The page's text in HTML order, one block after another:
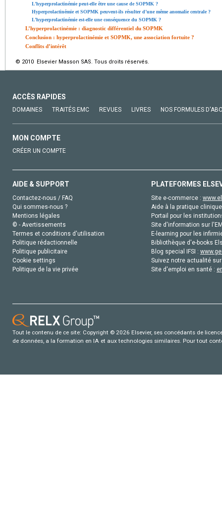
L’hyperprolactinémie peut-elle être une cause de SOPMK ?
Hyperprolactinémie et SOPMK peuvent-ils résulter d’une même anomalie centrale ?
L’hyperprolactinémie est-elle une conséquence du SOPMK ?
L’hyperprolactinémie : diagnostic différentiel du SOPMK
Conclusion : hyperprolactinémie et SOPMK, une association fortuite ?
Conflits d’intérêt
© 2010 Elsevier Masson SAS. Tous droits réservés.
ACCÈS RAPIDES
DOMAINES TRAITÉS EMC REVUES LIVRES NOS FORMULES
MON COMPTE
CRÉER UN COMPTE
AIDE & SUPPORT
Contactez-nous / FAQ
Qui sommes-nous ?
Mentions légales
© - Avertissements
Termes et conditions d'utilisation
Politique rédactionnelle
Politique publicitaire
Cookie settings
Politique de la vie privée
PLATEFORMES
Site e-commerce :
Aide à la pratique
Portail pour les
Site d'information sur
E-learning pour les
Bibliothèque d'e-books
Blog special IFSI :
Suivez notre actualité
Site d'emploi en santé :
Tout le contenu de ce site: Copyright © 2026 Elsevier, ses concédants de
de données, a la formation en IA et aux technologies similaires. Pour tout